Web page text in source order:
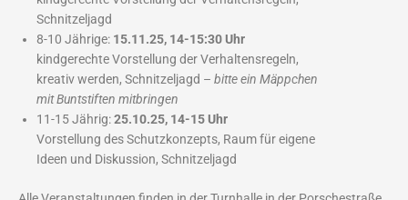
Schnitzeljagd
8-10 Jährige: 15.11.25, 14-15:30 Uhr
kindgerechte Vorstellung der Verhaltensregeln,
kreativ werden, Schnitzeljagd – bitte ein Mäppchen
mit Buntstiften mitbringen
11-15 Jährig:25.10.25, 14-15 Uhr
Vorstellung des Schutzkonzepts, Raum für eigene
Ideen und Diskussion, Schnitzeljagd